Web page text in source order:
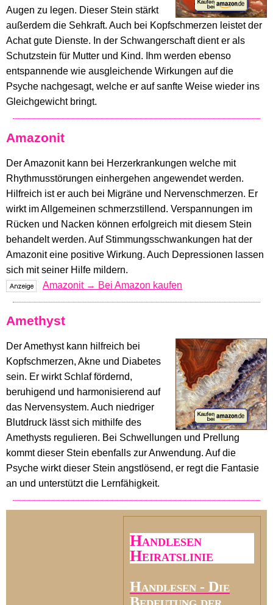
Augen zu legen. Dieser Stein stärkt
außerdem die Sehkraft. Auch bei Kopfschmerzen leistet der
Achat gute Dienste. In der Schwangerschaft dient er als
Schutzstein für Mutter und Kind. Ihm werden ebenso
entspannende wie ausgleichende Wirkungen auf die
Psyche nachgesagt, welche er auf sanfte Weise wieder ins
Gleichgewicht bringt.
Amazonit
Der Amazonit kann bei Herzerkrankungen welche mit
Rhythmusstörungen einhergehen angewendet werden.
Hilfreich ist er auch bei Migräne und Nervenschmerzen. Er
wirkt im Allgemeinen schmerzstillend. Verspannungen im
Rücken und Nacken können erfolgreich mit diesem Stein
behandelt werden. Auf Stimmungsschwankungen hat der
Amazonit eine positive Wirkung. Auch Depressionen lassen
sich mit seiner Hilfe mildern.
Amazonit → Bei Amazon kaufen
Amethyst
Der Amethyst kann hilfreich bei
Kopfschmerzen, Akne und Diabetes
sein. Er wirkt Schlaf fördernd,
beruhigend und harmonisierend auf
das Nervensystem. Auch niedriger
Blutdruck lässt sich mithilfe des
Amethysts regulieren. Bei Schwellungen und Prellung
kommt dieser Stein ebenfalls zur Anwendung. Auf die
Psyche wirkt dieser Stein angstlösend, er regt die Fantasie
an und unterstützt die Lernfähigkeit.
Handlesen
Heiratslinie
Handlesen - Die